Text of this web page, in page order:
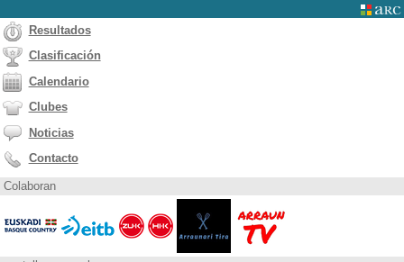
Resultados
Clasificación
Calendario
Clubes
Noticias
Contacto
Colaboran